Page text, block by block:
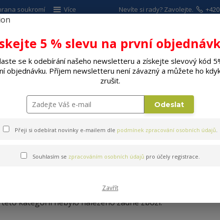
soukromí Více
Hledat
Nevíte si rady? Zavolejte.
SPOTŘEBIČE ELEKTRO DÍLNA A
Na boty
této kategorii nebylo nalezeno žádné zboží.
5 % slevu na první
se k odebírání našeho newsletteru a získejte slevový kód
objednávku. Příjem newsletteru není závazný a můžete ho
zrušit.
Odeslat
Přeji si odebírat novinky e-mailem dle podmínek zpracování osobních údajů.
Souhlasím se zpracováním osobních údajů pro účely registrace.
Zavřít